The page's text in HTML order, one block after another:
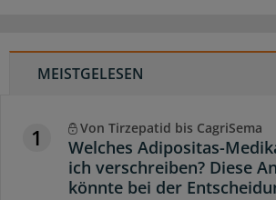
MEISTGELESEN
1 Von Tirzepatid bis CagriSema
Welches Adipositas-
ich verschreiben? Diese
könnte bei der